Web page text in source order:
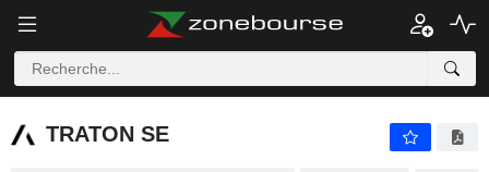
TRATON SE
TRATON SE